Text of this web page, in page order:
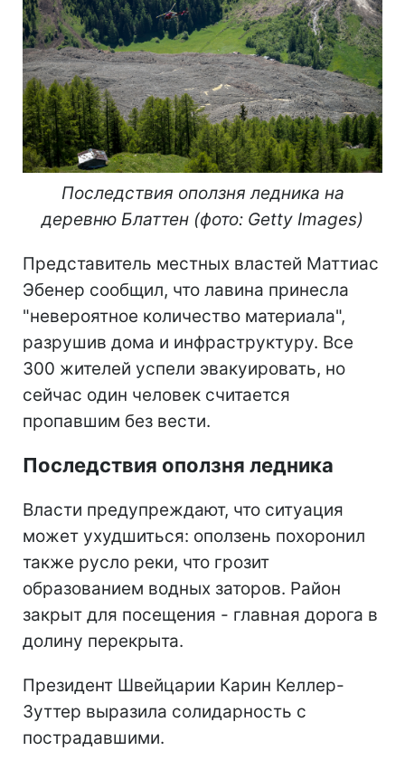
Последствия оползня ледника на
деревню Блаттен (фото: Getty Images)
Представитель местных властей Маттиас
Эбенер сообщил, что лавина принесла
"невероятное количество материала",
разрушив дома и инфраструктуру. Все
300 жителей успели эвакуировать, но
сейчас один человек считается
пропавшим без вести.
Последствия оползня ледника
Власти предупреждают, что ситуация
может ухудшиться: оползень похоронил
также русло реки, что грозит
образованием водных заторов. Район
закрыт для посещения - главная дорога в
долину перекрыта.
Президент Швейцарии Карин Келлер-
Зуттер выразила солидарность с
пострадавшими.